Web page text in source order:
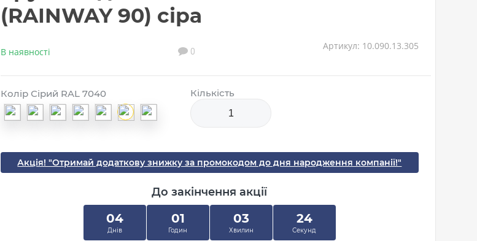
(RAINWAY 90) сіра
В наявності 0 Артикул: 10.090.13.305
Колір Сірий RAL 7040 Кількість
Акція! "Отримай додаткову знижку за промокодом до дня народження компанії!"
До закінчення акції
04
Днів
01
Годин
03
Хвилин
23
Секунд